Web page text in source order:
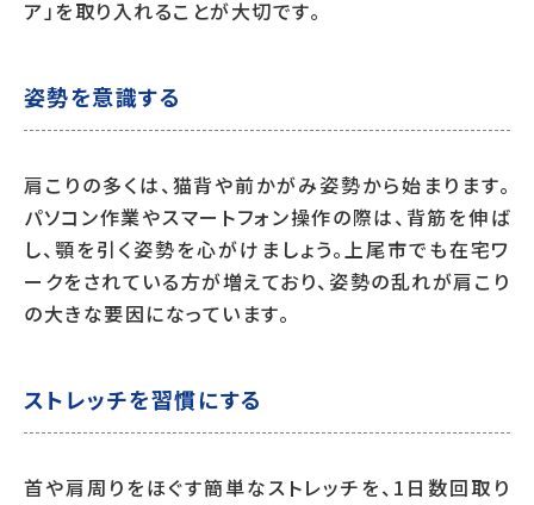
ア」を取り入れることが大切です。
姿勢を意識する
肩こりの多くは、猫背や前かがみ姿勢から始まります。
パソコン作業やスマートフォン操作の際は、背筋を伸ば
し、顎を引く姿勢を心がけましょう。上尾市でも在宅ワ
ークをされている方が増えており、姿勢の乱れが肩こり
の大きな要因になっています。
ストレッチを習慣にする
首や肩周りをほぐす簡単なストレッチを、1日数回取り